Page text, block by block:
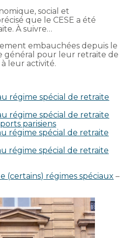
social et
que le CESE a été
À suivre…
embauchées depuis le
général pour leur retraite de
leur activité.
régime spécial de retraite
régime spécial de retraite
parisiens
régime spécial de retraite
régime spécial de retraite
(certains) régimes spéciaux –